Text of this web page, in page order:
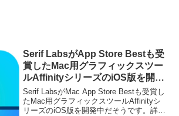
Serif LabsがApp Store Bestも受
賞したMac用グラフィックスツー
ルAffinityシリーズのiOS版を開発
中。iPad ProやApple Pencilもサ
ポートされるもよう。
Serif LabsがMac App Store Bestも受賞し
たMac用グラフィックスツールAffinityシ
リーズのiOS版を開発中だそうです。詳細